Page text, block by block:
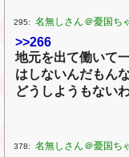
295:
>>266
地元を出て働いて
はしないんだもん
どうしようもない
378: